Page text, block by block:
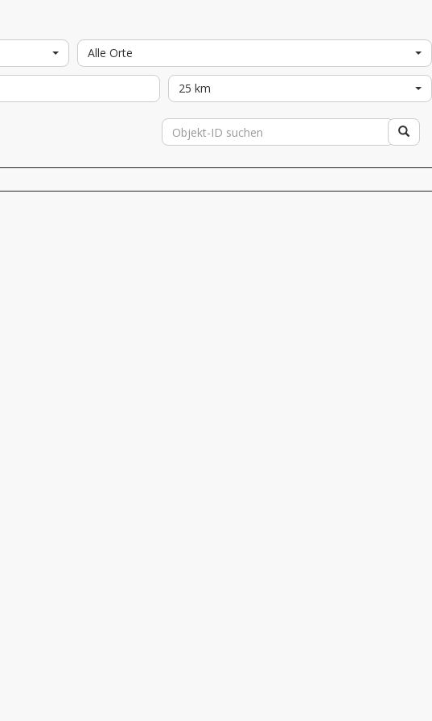
Alle Orte
25 km